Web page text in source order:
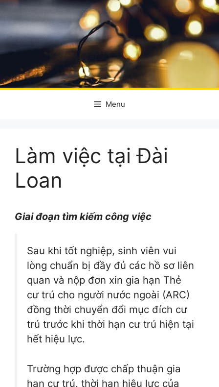
Menu
Làm việc tại Đài
Loan
Giai đoạn tìm kiếm công việc
Sau khi tốt nghiệp, sinh viên vui
lòng chuẩn bị đầy đủ các hồ sơ liên
quan và nộp đơn xin gia hạn Thẻ
cư trú cho người nước ngoài (ARC)
đồng thời chuyển đổi mục đích cư
trú trước khi thời hạn cư trú hiện tại
hết hiệu lực.
Trường hợp được chấp thuận gia
hạn cư trú, thời hạn hiệu lực của